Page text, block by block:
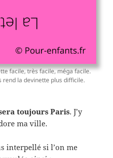
facile, très facile, méga facile.
rend la devinette plus difficile.
toujours Paris. J’y
ma ville.
interpellé si l’on me